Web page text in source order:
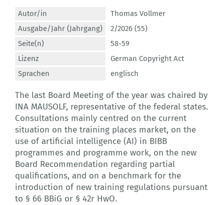
Autor/in
Thomas Vollmer
Ausgabe/Jahr (Jahrgang)
2/2026 (55)
Seite(n)
58-59
Lizenz
German Copyright Act
Sprachen
englisch
The last Board Meeting of the year was chaired by
INA MAUSOLF, representative of the federal states.
Consultations mainly centred on the current
situation on the training places market, on the
use of artificial intelligence (AI) in BIBB
programmes and programme work, on the new
Board Recommendation regarding partial
qualifications, and on a benchmark for the
introduction of new training regulations pursuant
to § 66 BBiG or § 42r HwO.